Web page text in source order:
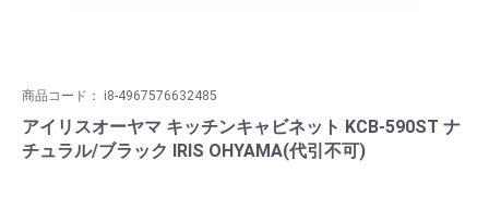
商品コード： i8-4967576632485
アイリスオーヤマ キッチンキャビネット KCB-590ST ナ
チュラル/ブラック IRIS OHYAMA(代引不可)